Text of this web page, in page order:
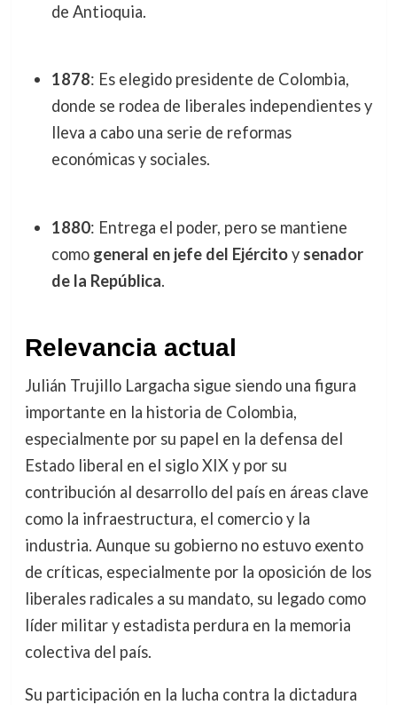
de Antioquia.
1878: Es elegido presidente de Colombia,
donde se rodea de liberales independientes y
lleva a cabo una serie de reformas
económicas y sociales.
1880: Entrega el poder, pero se mantiene
como general en jefe del Ejércitoy senador
de la República.
Relevancia actual
Julián Trujillo Largacha sigue siendo una figura
importante en la historia de Colombia,
especialmente por su papel en la defensa del
Estado liberal en el siglo XIX y por su
contribución al desarrollo del país en áreas clave
como la infraestructura, el comercio y la
industria. Aunque su gobierno no estuvo exento
de críticas, especialmente por la oposición de los
liberales radicales a su mandato, su legado como
líder militar y estadista perdura en la memoria
colectiva del país.
Su participación en la lucha contra la dictadura